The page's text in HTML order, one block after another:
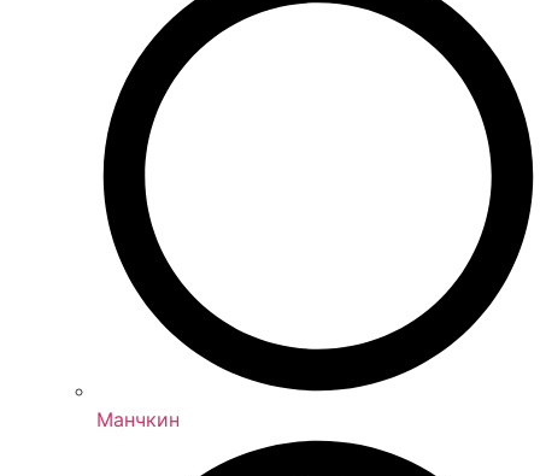
Манчкин